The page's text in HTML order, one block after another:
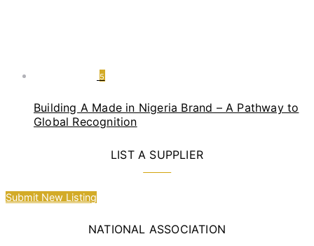
5
Building A Made in Nigeria Brand – A Pathway to
Global Recognition
LIST A SUPPLIER
Submit New Listing
NATIONAL ASSOCIATION